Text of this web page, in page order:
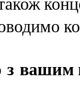
вашим